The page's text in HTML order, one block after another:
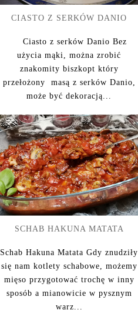
CIASTO Z SERKÓW DANIO
Ciasto z serków Danio Bez
użycia mąki, można zrobić
znakomity biszkopt który
przełożony masą z serków Danio,
może być dekoracją...
SCHAB HAKUNA MATATA
Schab Hakuna Matata Gdy znudziły
się nam kotlety schabowe, możemy
mięso przygotować trochę w inny
sposób a mianowicie w pysznym
warz...